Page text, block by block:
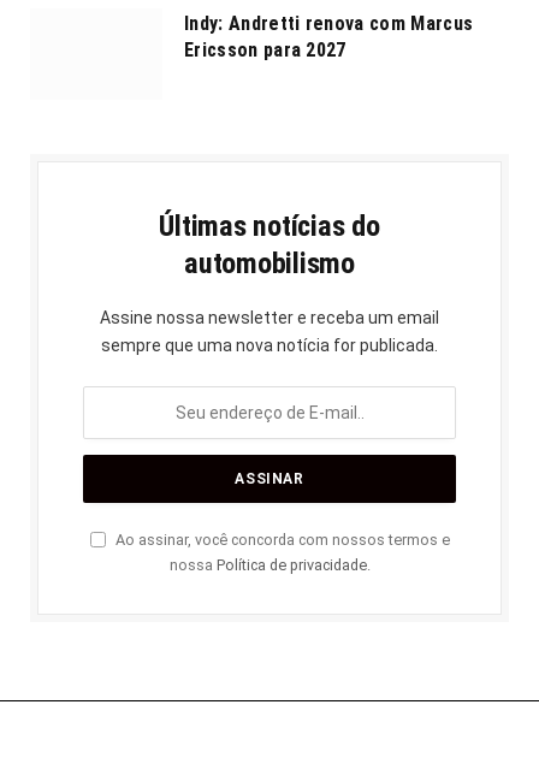
Indy: Andretti renova com Marcus
Ericsson para 2027
Últimas notícias do
automobilismo
Assine nossa newsletter e receba um email
sempre que uma nova notícia for publicada.
Ao assinar, você concorda com nossos termos e
nossa Política de privacidade.